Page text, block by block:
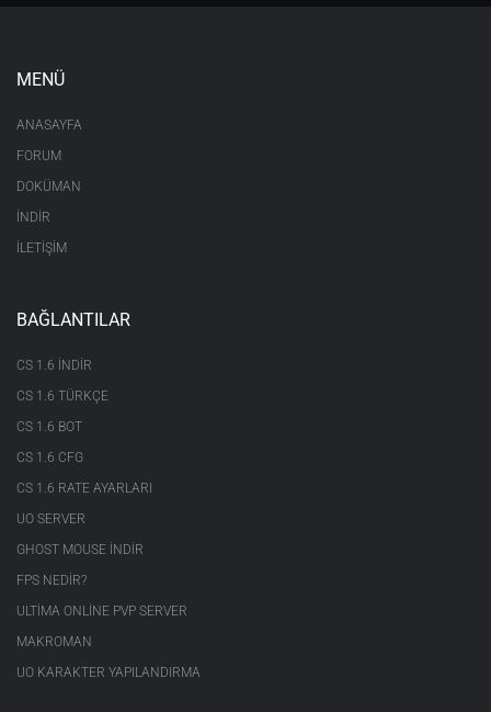
MENÜ
ANASAYFA
FORUM
DOKÜMAN
İNDİR
İLETİŞİM
BAĞLANTILAR
CS 1.6 INDIR
CS 1.6 TÜRKÇE
CS 1.6 BOT
CS 1.6 CFG
CS 1.6 RATE AYARLARI
UO SERVER
GHOST MOUSE INDIR
FPS NEDIR?
ULTIMA ONLINE PVP SERVER
MAKROMAN
UO KARAKTER YAPILANDIRMA